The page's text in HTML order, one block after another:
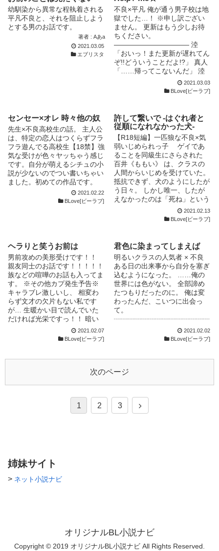
て、それぞれが、それぞれにセ
ックスさせて、俺たちの今まで
をぶっ壊して消えました。 解
放されて、はいお終い。 っ
て！？ そんな快楽を教え込ま
れ、今まで通りなんて無理だろ
う！！ 「ヤバイ、男友達にド
「怖い…、無くしたくないん
だ」 ☆お知らせ… 番外編の続
編の続編 『純愛??狂愛』 マキ
番外編を掲載中 2015月９月 奏
一 『お兄ちゃんの相関図模
様』 マキ続編３に繋がる序章
的話し。 2015年７月 マキの番
外編続編終了。 『ひと夜咲く
純白の花の願い』 その花は、
月下美人。 2014年 番外編〝マ
キ編〟 『泡になって消える狂
度と無い（涙））感謝感謝であ
ります。また、感想頂いた全員
様に続編を望んで頂いたことに
驚きと感謝でいっぱいです。
＊＊＊＊ ＊＊＊＊＊ この話は
作者の欲から書かれましたので
好き放題です。 マキにエロを
任せたら暴走して、とある小説
の1ぺージだったものがこんな
に長くなっちゃいました。マキ
おそるべし。 リクエストお待
ちしてます。 好きなキャラ教
幼馴染から異常な程執着される
平凡不良と、それを阻止しよう
とする男のお話です。
著者 : Aあa
2021.03.05
エブリスタ
不良×平凡 俺が通う男子校は地
獄でした…！ ※申し訳ござい
ません。 更新はもう少しお待
ちください。
――――――――――― 淕
「おいっ！また更新が遅れてん
ぞ!!どういうことだよ!?」 真人
「……帰ってこないんだ」 淕
「誰が？」 真人「Hikaru(作者)
だ」 淕「どこから？」 真人
「………………。」 淕「…ふ
ざけてんのか？」 真人「俺は
大真面目だ」 淕「………あん
の馬鹿作者、なに考えてやがん
だ!!」 真人「ゲームのことだろ
う」 淕「いや、そうだけど！
そういうことじゃなくてな…。
つか、どんだけゲームやれば気
がすむんだよ!?たくっ！で、今
度はなに？」 真人「なんとか
マフィアとかいう…乙女？ゲー
ムだかなんだか言っていたぞ。
『もう皆が好きすぎて、他に何
「ほどほどにな」 ※更新遅く
て本当にすみません…。書こう
とは本気で思ってるんです！た
だ困ったことに指が動かな
い…。こんな駄目な私ですが、
どうかこれからもよろしくお願
いします(;_;)※
――――――――――― 関連
イラスト大募集中！ 泣いて喜
いと思いますが「あ～馬鹿なん
だなコイツ」ぐらいで許してい
イネやお気に入り登録してくだ
さった方！そしてアクセスして
ざいます!!皆様のお陰で更新も
頑張れそうです(*^_^*)お優しい
皆様に感謝(;_;)～ Pixiv
http://www.pixiv.net/member.ph
2021.03.03
BLove[ビーラブ]
センセー×オレ 時々他の奴
先生×不良高校生の話。 主人公
は、特定の恋人はつくらずフラ
フラ遊んでる高校生【18禁】強
気な受けが色々ヤッちゃう感じ
です。自分が萌えるシチュの小
説が少ないのでつい書いちゃい
ました。初めての作品です。
2021.02.22
BLove[ビーラブ]
許して繋いで -はぐれ者と
従順になれなかった犬-
【R18短編】一匹狼な不良×気
弱いじめられっ子 ゲイであ
ることを同級生にさらされた
百井《ももい》 は、クラスの
人間からいじめを受けていた。
抵抗できず、犬のようにしたが
う日々。 しかし唯一、したが
えなかったのは「死ね」という
命令だった。 屋上へむかう
も、最後の勇気が出ずになんど
きよ》 と出会い、 「どーせ死
ぬならヤらせろ」とせまられ
──。 ---- ・R18なページには
※がつきます。 ・完結までほ
ぼ毎日更新予定です。もしお気
に召したら応援してくだされば
幸いです。 （5/5 完結いたし
ました！） 表紙絵:ゆゆさん
（掲載許可済）
2021.02.13
BLove[ビーラブ]
ヘラりと笑うお前は
男前攻めの美形受けです！！
親友同士のお話です！！！！！
族などの喧嘩のお話も入ってま
す。 ※その他カプ発生予告※
キャラブレ激しいし、 相変わ
らず文才の欠片もない私です
が… 生暖かい目で読んでいた
だければ光栄ですっ！！ 暗い
コメントは雪のようなメンタル
なのでご了承ください… 表紙
2021.02.07
BLove[ビーラブ]
君色に染まってしまえば
明るいクラスの人気者 × 不良
ある日の出来事から自分を塞ぎ
込むようになった。 ……俺の
世界には色がない。 全部諦め
たつもりだったのに。 俺は変
わったんだ、こいつに出会っ
て。
┈┈┈┈┈┈┈┈┈┈┈┈┈┈
┈┈┈┈┈┈ 初投稿です。 文
章力はどこかに置いてきました
2021.02.02
BLove[ビーラブ]
次のページ
1 2 3
姉妹サイト
> ネット小説ナビ
オリジナルBL小説ナビ
Copyright © 2019 オリジナルBL小説ナビ All Rights Reserved.